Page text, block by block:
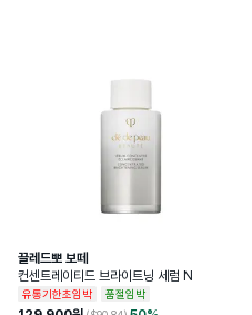
끌레드뽀 보떼
컨센트레이티드 브라이트닝 세럼 N
유통기한초임박 품절임박